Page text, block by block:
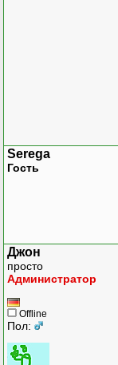
Serega
Гость
Джон
просто
Администратор
Offline
Пол: